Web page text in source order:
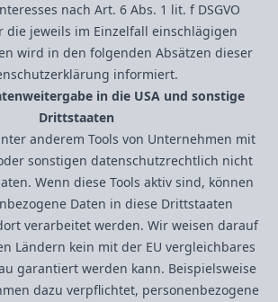
nach Art. 6 Abs. 1 lit. f DSGVO
die jeweils im Einzelfall einschlägigen
wird in den folgenden Absätzen dieser
informiert.
in die USA und sonstige
Drittstaaten
anderem Tools von Unternehmen mit
sonstigen datenschutzrechtlich nicht
Wenn diese Tools aktiv sind, können
Daten in diese Drittstaaten
verarbeitet werden. Wir weisen darauf
Ländern kein mit der EU vergleichbares
garantiert werden kann. Beispielsweise
dazu verpflichtet, personenbezogene